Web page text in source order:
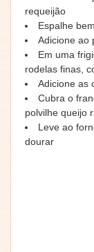
requeijão
Espalhe bem
Adicione ao
Em uma
rodelas finas,
Adicione as
Cubra o
polvilhe queijo
Leve ao
dourar